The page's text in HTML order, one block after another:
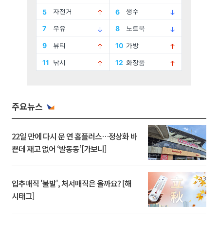
주요뉴스
22일 만에 다시 문 연 홈플러스…정상화 바
쁜데 재고 없어 ‘발동동’[가보니]
입추매직 '불발', 처서매직은 올까요? [해
시태그]